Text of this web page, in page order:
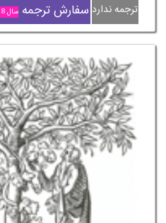
ترجمه ندارد سفارش ترجمه سال 2018